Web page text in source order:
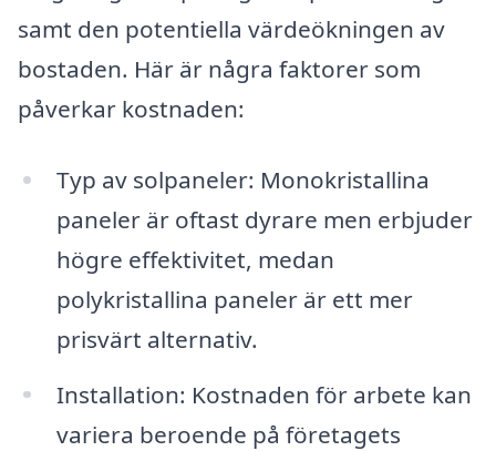
samt den potentiella värdeökningen av
bostaden. Här är några faktorer som
påverkar kostnaden:
Typ av solpaneler: Monokristallina
paneler är oftast dyrare men erbjuder
högre effektivitet, medan
polykristallina paneler är ett mer
prisvärt alternativ.
Installation: Kostnaden för arbete kan
variera beroende på företagets